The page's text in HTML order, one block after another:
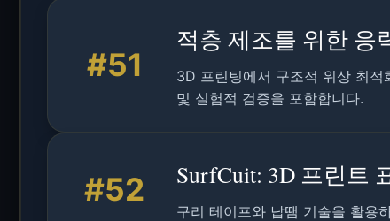
#51
적층 제조를 위한 응
3D 프린팅에서 구조적 위상 최
및 실험적 검증을 포함합니다.
#52 SurfCuit: 3D 프린트
구리 테이프와 납땜 기술을 활용